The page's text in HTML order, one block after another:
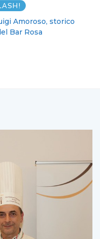
Amoroso, storico
Rosa